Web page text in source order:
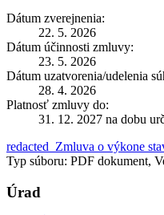
Dátum zverejnenia:
22. 5. 2026
Dátum účinnosti zmluvy:
23. 5. 2026
Dátum uzatvorenia/udelenia
28. 4. 2026
Platnosť zmluvy do:
31. 12. 2027 na dobu
redacted_Zmluva o výkone
Typ súboru: PDF dokument,
Úrad